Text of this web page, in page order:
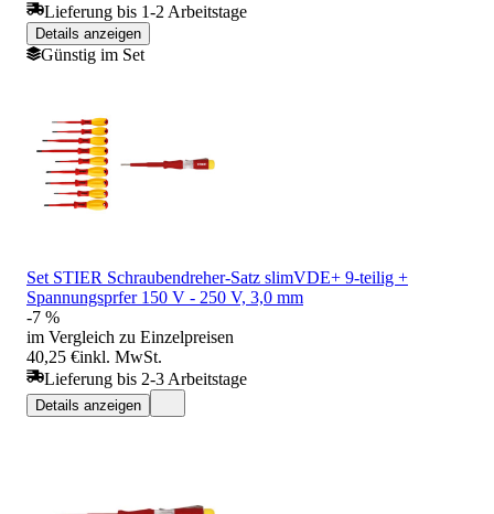
Lieferung bis 1-2 Arbeitstage
Details anzeigen
Günstig im Set
Set STIER Schraubendreher-Satz slimVDE+ 9-teilig +
Spannungsprfer 150 V - 250 V, 3,0 mm
-7 %
im Vergleich zu Einzelpreisen
40,25 €inkl. MwSt.
Lieferung bis 2-3 Arbeitstage
Details anzeigen